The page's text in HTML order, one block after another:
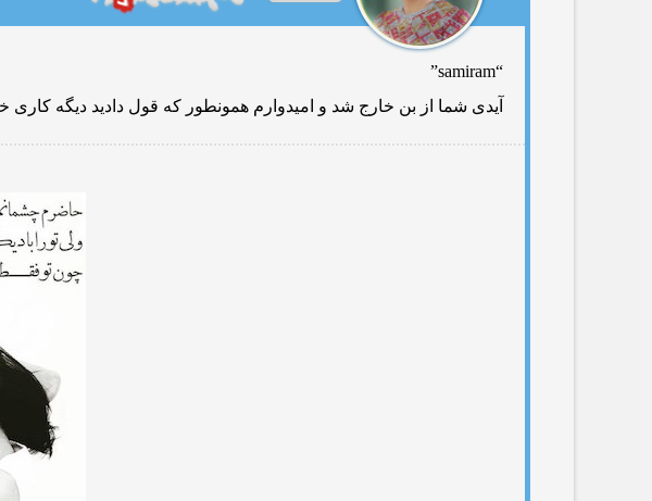
“samiram”
آیدی شما از بن خارج شد و امیدوارم همونطور كه قول دادید دیگه كاری